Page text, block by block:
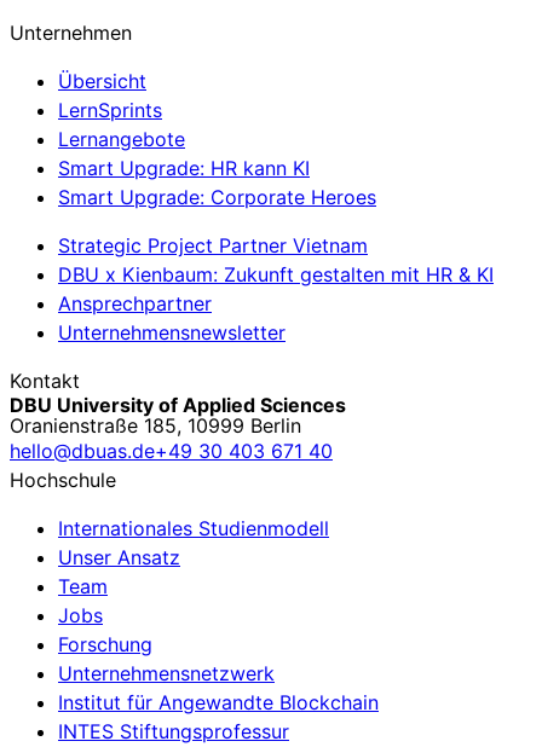
Unternehmen
Übersicht
LernSprints
Lernangebote
Smart Upgrade: HR kann KI
Smart Upgrade: Corporate Heroes
Strategic Project Partner Vietnam
DBU x Kienbaum: Zukunft gestalten mit HR & KI
Ansprechpartner
Unternehmensnewsletter
Kontakt
DBU University of Applied Sciences
Oranienstraße 185, 10999 Berlin
hello@dbuas.de+49 30 403 671 40
Hochschule
Internationales Studienmodell
Unser Ansatz
Team
Jobs
Forschung
Unternehmensnetzwerk
Institut für Angewandte Blockchain
INTES Stiftungsprofessur